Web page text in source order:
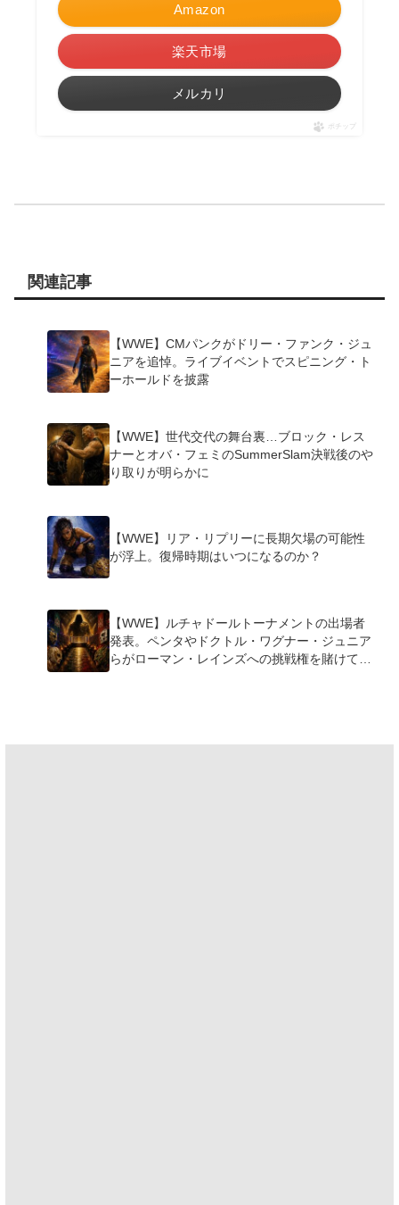
Amazon
楽天市場
メルカリ
ポチップ
関連記事
【WWE】CMパンクがドリー・ファンク・ジュ
ニアを追悼。ライブイベントでスピニング・ト
ーホールドを披露
【WWE】世代交代の舞台裏…ブロック・レス
ナーとオバ・フェミのSummerSlam決戦後のや
り取りが明らかに
【WWE】リア・リプリーに長期欠場の可能性
が浮上。復帰時期はいつになるのか？
【WWE】ルチャドールトーナメントの出場者
発表。ペンタやドクトル・ワグナー・ジュニア
らがローマン・レインズへの挑戦権を賭けて激